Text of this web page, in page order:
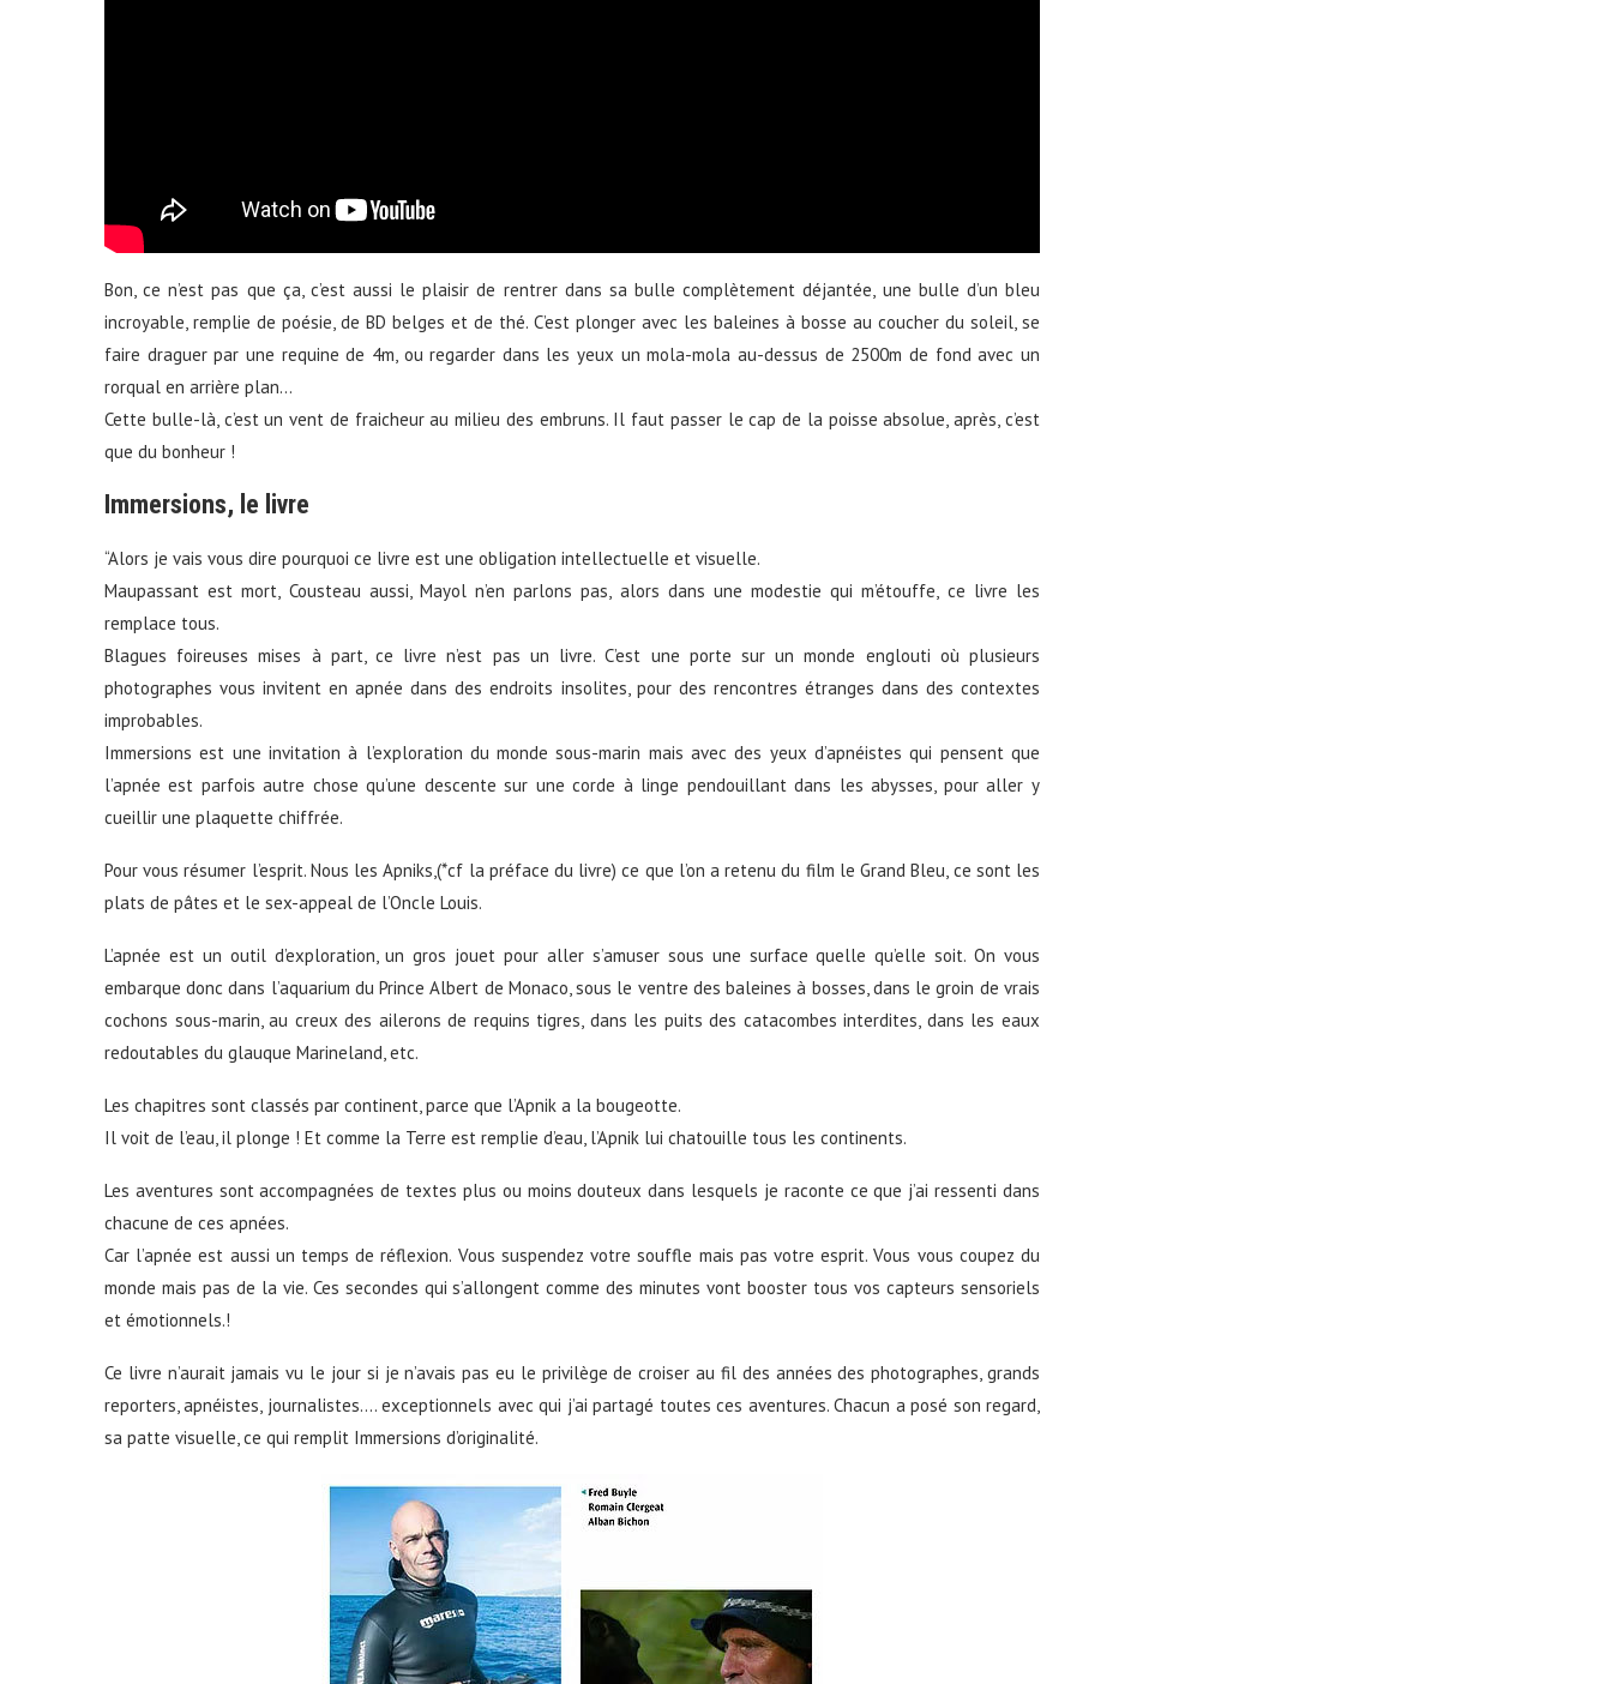
Bon, ce n’est pas que ça, c’est aussi le plaisir de rentrer dans sa bulle complètement déjantée, une bulle d’un bleu
incroyable, remplie de poésie, de BD belges et de thé. C’est plonger avec les baleines à bosse au coucher du soleil, se
faire draguer par une requine de 4m, ou regarder dans les yeux un mola-mola au-dessus de 2500m de fond avec un
rorqual en arrière plan…
Cette bulle-là, c’est un vent de fraicheur au milieu des embruns. Il faut passer le cap de la poisse absolue, après, c’est
que du bonheur !
Immersions, le livre
“Alors je vais vous dire pourquoi ce livre est une obligation intellectuelle et visuelle.
Maupassant est mort, Cousteau aussi, Mayol n’en parlons pas, alors dans une modestie qui m’étouffe, ce livre les
remplace tous.
Blagues foireuses mises à part, ce livre n’est pas un livre. C’est une porte sur un monde englouti où plusieurs
photographes vous invitent en apnée dans des endroits insolites, pour des rencontres étranges dans des contextes
improbables.
Immersions est une invitation à l’exploration du monde sous-marin mais avec des yeux d’apnéistes qui pensent que
l’apnée est parfois autre chose qu’une descente sur une corde à linge pendouillant dans les abysses, pour aller y
cueillir une plaquette chiffrée.
Pour vous résumer l’esprit. Nous les Apniks,(*cf la préface du livre) ce que l’on a retenu du film le Grand Bleu, ce sont les
plats de pâtes et le sex-appeal de l’Oncle Louis.
L’apnée est un outil d’exploration, un gros jouet pour aller s’amuser sous une surface quelle qu’elle soit. On vous
embarque donc dans l’aquarium du Prince Albert de Monaco, sous le ventre des baleines à bosses, dans le groin de vrais
cochons sous-marin, au creux des ailerons de requins tigres, dans les puits des catacombes interdites, dans les eaux
redoutables du glauque Marineland, etc.
Les chapitres sont classés par continent, parce que l’Apnik a la bougeotte.
Il voit de l’eau, il plonge ! Et comme la Terre est remplie d’eau, l’Apnik lui chatouille tous les continents.
Les aventures sont accompagnées de textes plus ou moins douteux dans lesquels je raconte ce que j’ai ressenti dans
chacune de ces apnées.
Car l’apnée est aussi un temps de réflexion. Vous suspendez votre souffle mais pas votre esprit. Vous vous coupez du
monde mais pas de la vie. Ces secondes qui s’allongent comme des minutes vont booster tous vos capteurs sensoriels
et émotionnels.!
Ce livre n’aurait jamais vu le jour si je n’avais pas eu le privilège de croiser au fil des années des photographes, grands
reporters, apnéistes, journalistes…. exceptionnels avec qui j’ai partagé toutes ces aventures. Chacun a posé son regard,
sa patte visuelle, ce qui remplit Immersions d’originalité.